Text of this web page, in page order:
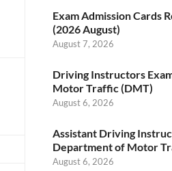
Exam Admission Cards
(2026 August)
August 7, 2026
Driving Instructors
Motor Traffic (DMT)
August 6, 2026
Assistant Driving
Department of Motor
August 6, 2026